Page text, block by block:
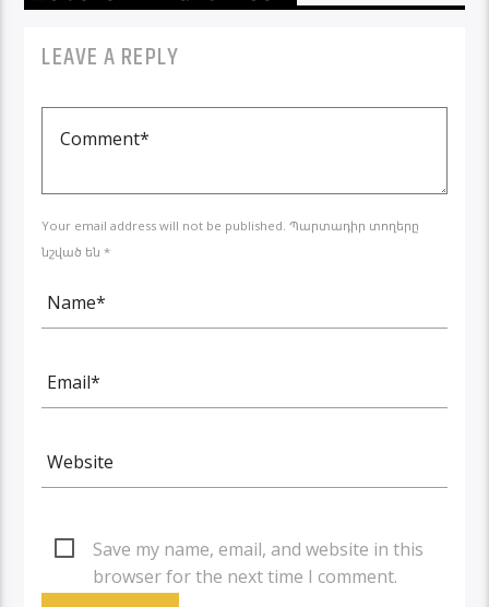
LEAVE A REPLY
Your email address will not be published. Պարտադիր տողերը
նշված են *
Save my name, email, and website in this
browser for the next time I comment.